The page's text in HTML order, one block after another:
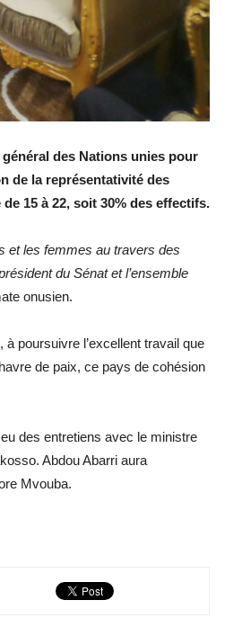
des Nations unies pour
de la représentativité des
15 à 22, soit 30% des effectifs.
et les femmes au travers des
du Sénat et l’ensemble
onusien.
poursuivre l’excellent travail que
de paix, ce pays de cohésion
des entretiens avec le ministre
Abdou Abarri aura
Mvouba.